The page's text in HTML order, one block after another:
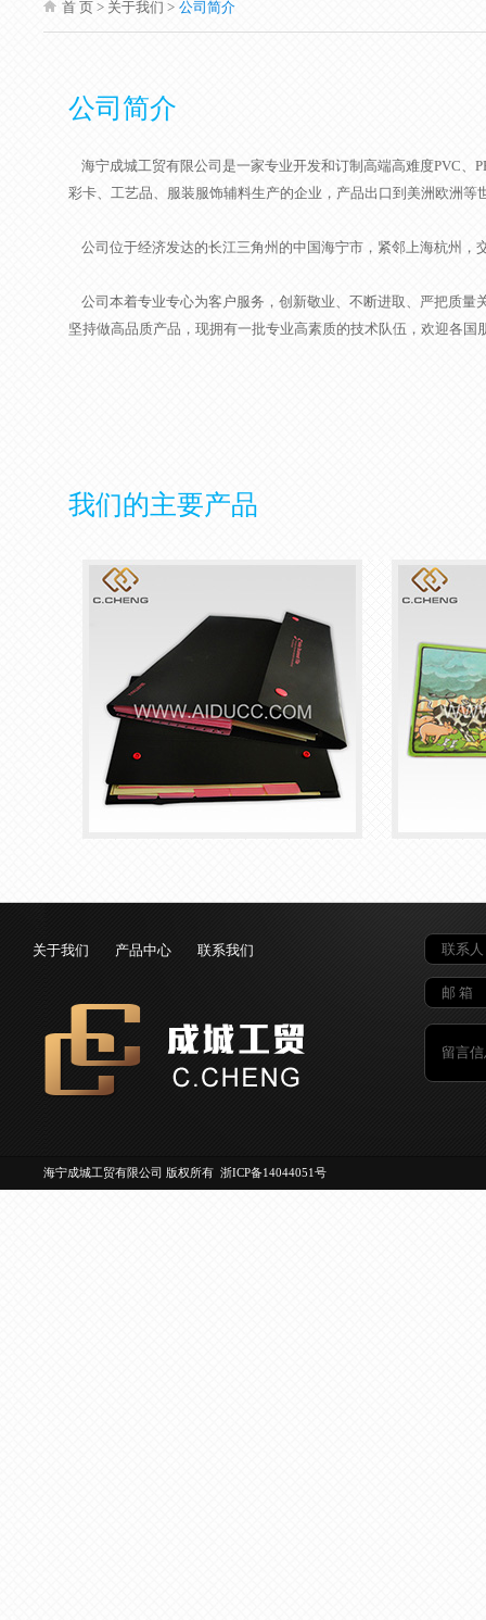
首 页 > 关于我们 > 公司简介
公司简介
海宁成城工贸有限公司是一家专业开发和订制高端高难度PVC、
彩卡、工艺品、服装服饰辅料生产的企业，产品出口到美洲欧洲等
公司位于经济发达的长江三角州的中国海宁市，紧邻上海杭州，
公司本着专业专心为客户服务，创新敬业、不断进取、严把质量
坚持做高品质产品，现拥有一批专业高素质的技术队伍，欢迎各国
我们的主要产品
关于我们 产品中心 联系我们
海宁成城工贸有限公司 版权所有 浙ICP备14044051号